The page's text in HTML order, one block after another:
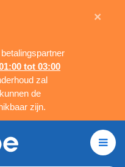
tot 03:00
zal
de
zijn.
×